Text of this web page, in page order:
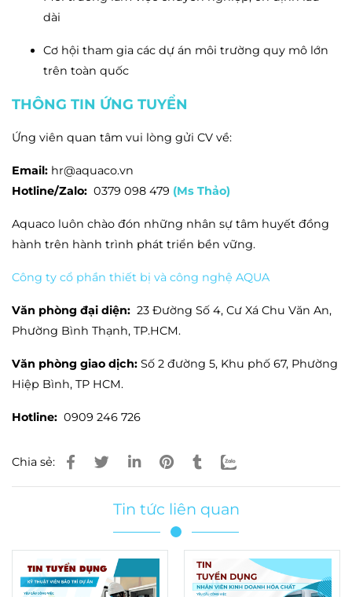
dài
Cơ hội tham gia các dự án môi trường quy mô lớn
trên toàn quốc
THÔNG TIN ỨNG TUYỂN
Ứng viên quan tâm vui lòng gửi CV về:
Email: hr@aquaco.vn
Hotline/Zalo: 0379 098 479 (Ms Thảo)
Aquaco luôn chào đón những nhân sự tâm huyết đồng
hành trên hành trình phát triển bền vững.
Công ty cổ phần thiết bị và công nghệ AQUA
Văn phòng đại diện: 23 Đường Số 4, Cư Xá Chu Văn An,
Phường Bình Thạnh, TP.HCM.
Văn phòng giao dịch: Số 2 đường 5, Khu phố 67, Phường
Hiệp Bình, TP HCM.
Hotline: 0909 246 726
Chia sẻ:
Tin tức liên quan